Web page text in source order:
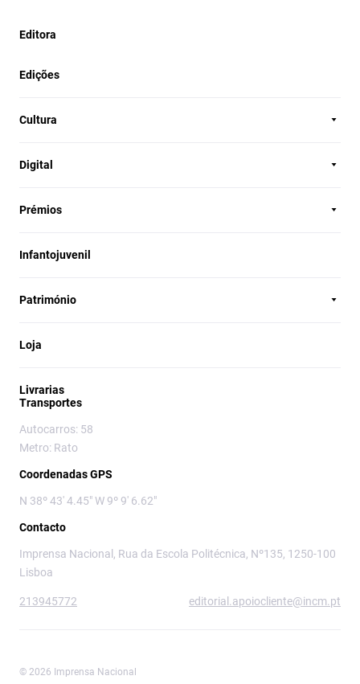
Editora
Edições
Cultura
Digital
Prémios
Infantojuvenil
Património
Loja
Livrarias
Transportes
Autocarros: 58
Metro: Rato
Coordenadas GPS
N 38º 43' 4.45" W 9º 9' 6.62"
Contacto
Imprensa Nacional, Rua da Escola Politécnica, Nº135, 1250-100
Lisboa
213945772 editorial.apoiocliente@incm.pt
© 2026 Imprensa Nacional